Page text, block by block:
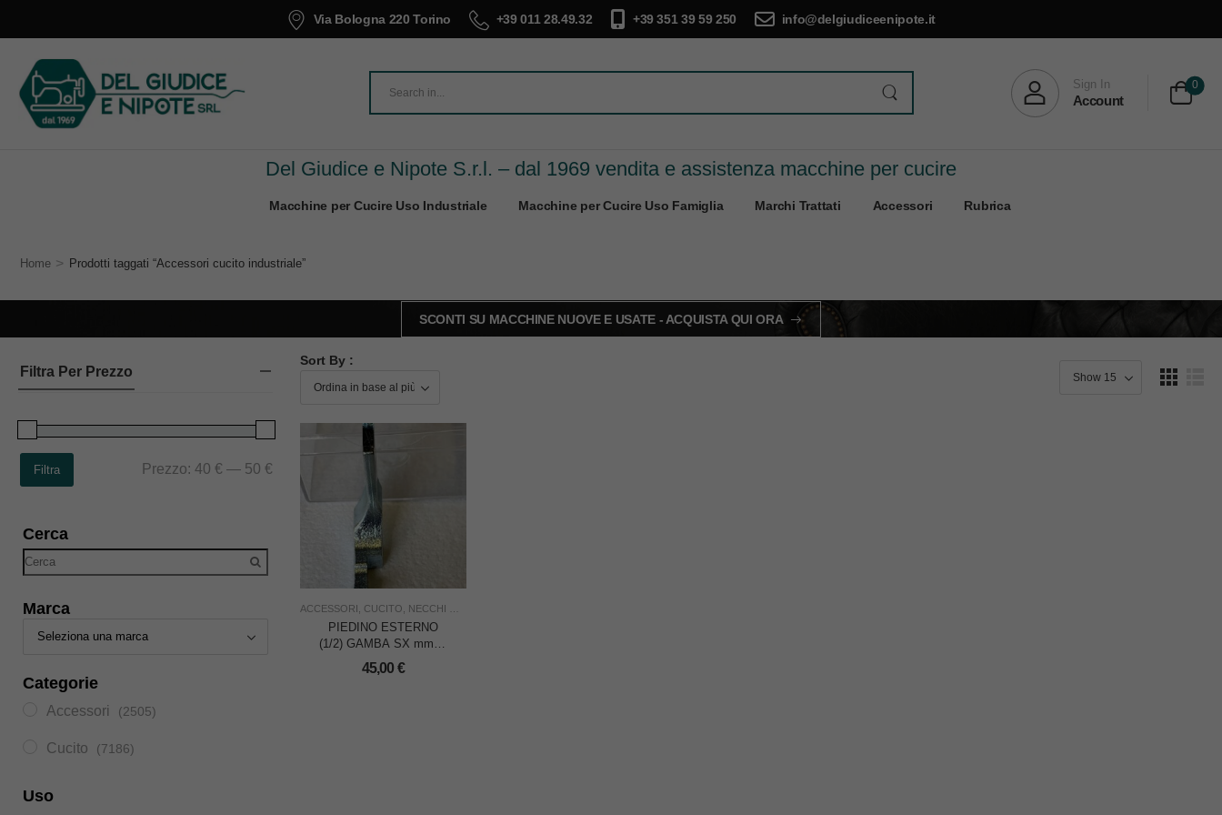
Via Bologna 220 Torino +39 011 28.49.32 +39 351 39 59 250 info@delgiudiceenipote.it
Sign In
Account
0
Del Giudice e Nipote S.r.l. – dal 1969 vendita e assistenza macchine per cucire
Macchine per Cucire Uso Industriale Macchine per Cucire Uso Famiglia Marchi Trattati Accessori Rubrica
Home > Prodotti taggati “Accessori cucito industriale”
SCONTI SU MACCHINE NUOVE E USATE - ACQUISTA QUI ORA
Filtra Per Prezzo
Filtra Prezzo: 40 € — 50 €
Cerca
Marca
Categorie
Accessori (2505)
Cucito (7186)
Uso
Sort By :
ACCESSORI CUCITO NECCHI NON ORIGINALI
PIEDINO ESTERNO
(1/2) GAMBA SX mm.8,
ACCOPPIA CON
PIEDINO INTERNO
45,00 €